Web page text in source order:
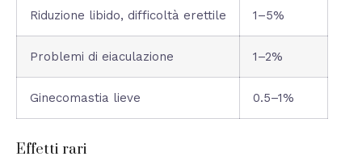
Riduzione libido, difficoltà erettile 1–5%
Problemi di eiaculazione 1–2%
Ginecomastia lieve 0.5–1%
Effetti rari